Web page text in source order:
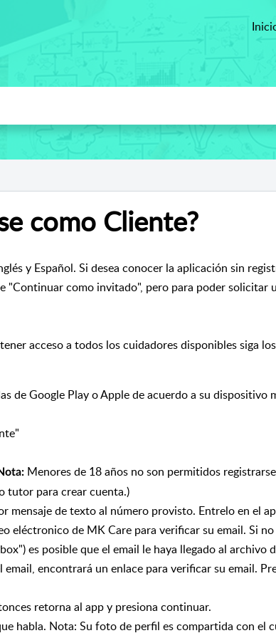
como Cliente?
y Español. Si desea conocer la aplicación sin
"Continuar como invitado", pero para poder solicitar
acceso a todos los cuidadores disponibles siga
de Google Play o Apple de acuerdo a su dispositivo
Menores de 18 años no son permitidos
tutor para crear cuenta.)
mensaje de texto al número provisto. Entrelo en el
eléctronico de MK Care para verificar su email. Si no
es posible que el email le haya llegado al archivo
encontrará un enlace para verificar su email.
retorna al app y presiona continuar.
habla. Nota: Su foto de perfil es compartida con el